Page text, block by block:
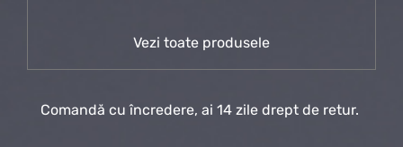
Vezi toate produsele
Comandă cu încredere, ai 14 zile drept de retur.